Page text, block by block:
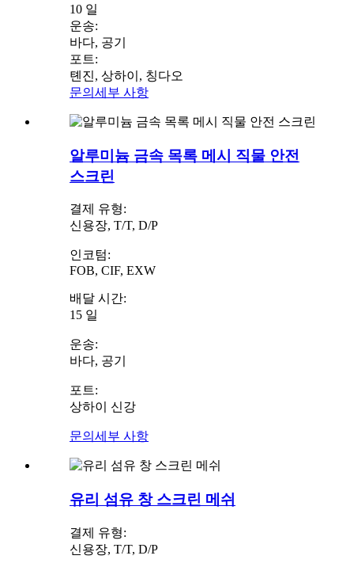
10 일
운송:
바다, 공기
포트:
톈진, 상하이, 칭다오
문의 세부 사항
알루미늄 금속 목록 메시 직물 안전
스크린
결제 유형:
신용장, T/T, D/P
인코텀:
FOB, CIF, EXW
배달 시간:
15 일
운송:
바다, 공기
포트:
상하이 신강
문의 세부 사항
유리 섬유 창 스크린 메쉬
결제 유형:
신용장, T/T, D/P